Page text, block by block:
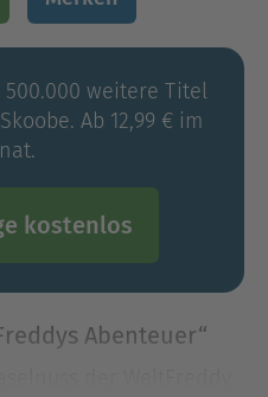
weitere Titel
Ab 12,99 € im
kostenlos
Abenteuer“